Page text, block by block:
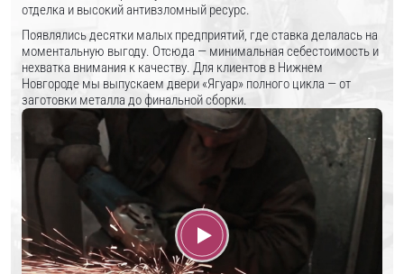
отделка и высокий антивзломный ресурс.
Появлялись десятки малых предприятий, где ставка делалась на
моментальную выгоду. Отсюда — минимальная себестоимость и
нехватка внимания к качеству. Для клиентов в Нижнем
Новгороде мы выпускаем двери «Ягуар» полного цикла — от
заготовки металла до финальной сборки.